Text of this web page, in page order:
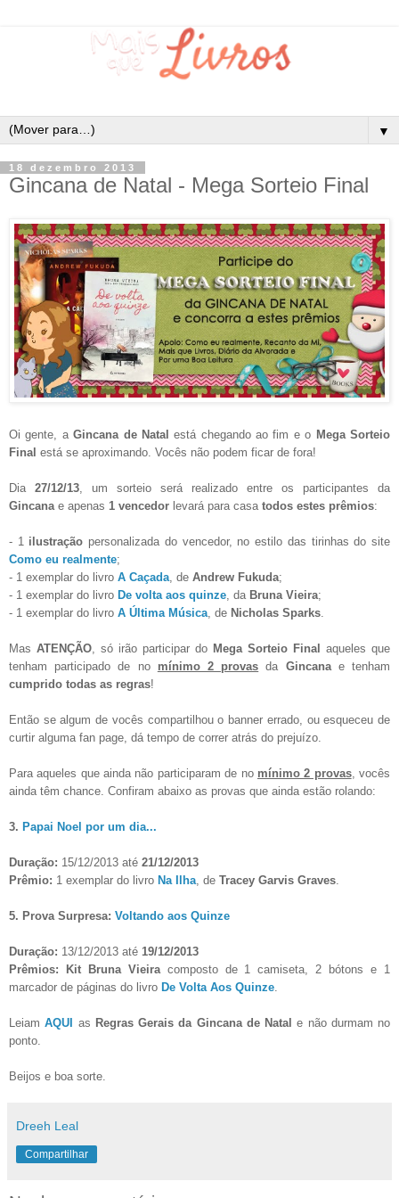
▼
18 dezembro 2013
Gincana de Natal - Mega Sorteio Final
Oi gente, aGincana de Natal está chegando ao fim e o Mega Sorteio
Final está se aproximando. Vocês não podem ficar de fora!
Dia 27/12/13, um sorteio será realizado entre os participantes da
Gincanae apenas 1 vencedor levará para casatodos estes prêmios:
- 1ilustração personalizada do vencedor, no estilo das tirinhas do site
Como eu realmente;
- 1 exemplar do livro A Caçada, de Andrew Fukuda;
- 1 exemplar do livro De volta aos quinze, da Bruna Vieira;
- 1 exemplar do livro A Última Música, de Nicholas Sparks.
Mas ATENÇÃO, só irão participar do Mega Sorteio Final aqueles que
tenham participado de no mínimo 2 provas da Gincanae tenham
cumprido todas as regras!
Então se algum de vocês compartilhou o banner errado, ou esqueceu de
curtir alguma fan page, dá tempo de correr atrás do prejuízo.
Para aqueles que ainda não participaram de no mínimo 2 provas, vocês
ainda têm chance. Confiram abaixo as provas que ainda estão rolando:
3. Papai Noel por um dia...
Duração: 15/12/2013 até 21/12/2013
Prêmio: 1 exemplar do livro Na Ilha, de Tracey Garvis Graves.
5. Prova Surpresa: Voltando aos Quinze
Duração: 13/12/2013 até 19/12/2013
Prêmios:
Kit Bruna Vieiracomposto de 1 camiseta, 2 bótons e 1
marcador de páginas do livro De Volta Aos Quinze.
LeiamAQUI as Regras Gerais da Gincana de Natale não durmam no
ponto.
Beijos e boa sorte.
Dreeh Leal
Compartilhar